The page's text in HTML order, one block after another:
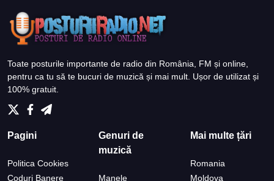
Toate posturile importante de radio din România, FM și online,
pentru ca tu să te bucuri de muzică și mai mult. Ușor de utilizat și
100% gratuit.
Pagini
Politica Cookies
Coduri Banere
Genuri de
muzică
Manele
Mai multe țări
Romania
Moldova